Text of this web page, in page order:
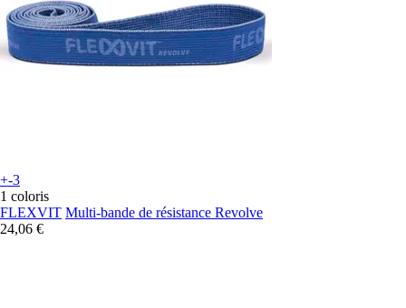
+-3
1 coloris
FLEXVIT Multi-bande de résistance Revolve
24,06 €